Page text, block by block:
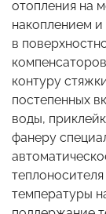
отопления на
накоплением
в
контуру
постепенных
воды,
фанеру
температуры